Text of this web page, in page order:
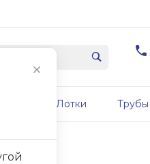
Лотки Трубы